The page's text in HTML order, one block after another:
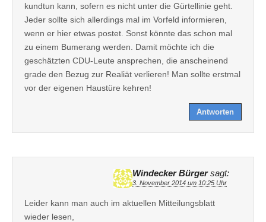
kundtun kann, sofern es nicht unter die Gürtellinie geht.
Jeder sollte sich allerdings mal im Vorfeld informieren,
wenn er hier etwas postet. Sonst könnte das schon mal
zu einem Bumerang werden. Damit möchte ich die
geschätzten CDU-Leute ansprechen, die anscheinend
grade den Bezug zur Realiät verlieren! Man sollte erstmal
vor der eigenen Haustüre kehren!
Antworten
Windecker Bürger sagt:
3. November 2014 um 10:25 Uhr
Leider kann man auch im aktuellen Mitteilungsblatt
wieder lesen,